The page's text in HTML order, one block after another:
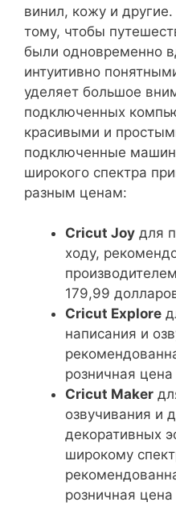
винил, кожу и
тому, чтобы
были одновременно
интуитивно
уделяет большое
подключенных
красивыми и
подключенные
широкого спектра
разным ценам:
Cricut Joy для
ходу,
179,99
Cricut Explore
написания и
розничная
Cricut Maker
озвучивания и
декоративных
широкому
розничная